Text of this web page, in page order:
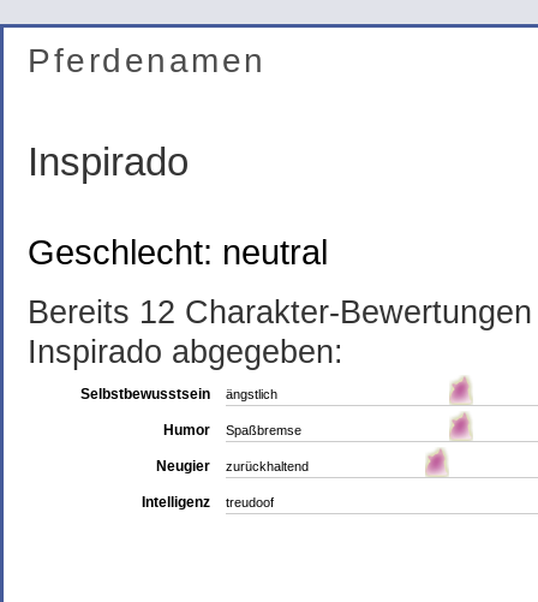
Pferdenamen
Inspirado
Geschlecht: neutral
Bereits 12 Charakter-
Inspirado abgegeben:
Selbstbewusstsein ängstlich
Humor Spaßbremse
Neugier zurückhaltend
Intelligenz treudoof